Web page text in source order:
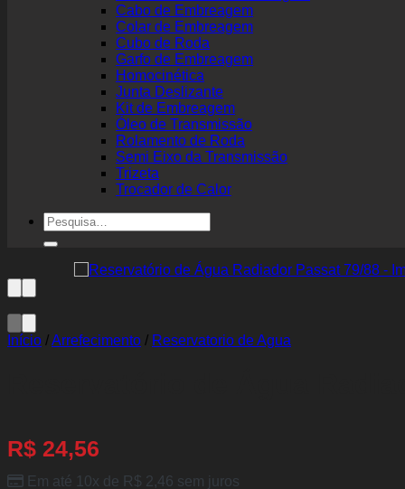
Cabo de Embreagem
Colar de Embreagem
Cubo de Roda
Garfo de Embreagem
Homocinética
Junta Deslizante
Kit de Embreagem
Óleo de Transmissão
Rolamento de Roda
Semi Eixo da Transmissão
Trizeta
Trocador de Calor
Pesquisar
por:
Início /Arrefecimento / Reservatorio de Agua
R$ 24,56
Em até 10x de R$ 2,46 sem juros